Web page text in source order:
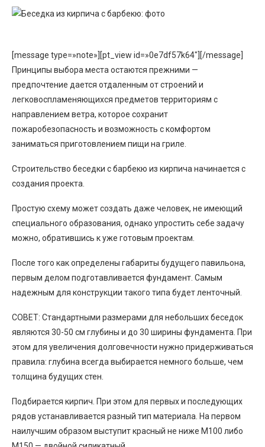
[message type=»note»][pt_view id=»0e7df57k64″][/message]
Принципы выбора места остаются прежними —
предпочтение дается отдаленным от строений и
легковоспламеняющихся предметов территориям с
направлением ветра, которое сохранит
пожаробезопасность и возможность с комфортом
заниматься приготовлением пищи на гриле.
Строительство беседки с барбекю из кирпича начинается с
создания проекта.
Простую схему может создать даже человек, не имеющий
специального образования, однако упростить себе задачу
можно, обратившись к уже готовым проектам.
После того как определены габариты будущего павильона,
первым делом подготавливается фундамент. Самым
надежным для конструкции такого типа будет ленточный.
СОВЕТ: Стандартными размерами для небольших беседок
являются 30-50 см глубины и до 30 ширины фундамента. При
этом для увеличения долговечности нужно придерживаться
правила: глубина всегда выбирается немного больше, чем
толщина будущих стен.
Подбирается кирпич. При этом для первых и последующих
рядов устанавливается разный тип материала. На первом
наилучшим образом выступит красный не ниже М100 либо